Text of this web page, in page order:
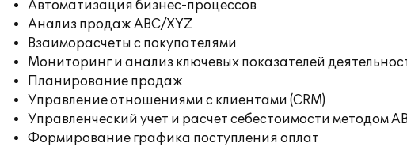
Автоматизация бизнес-процессов
Анализ продаж ABC/XYZ
Взаиморасчеты с покупателями
Мониторинг и анализ ключевых показателей
Планирование продаж
Управление отношениями с клиентами (CRM)
Управленческий учет и расчет себестоимости методом
Формирование графика поступления оплат